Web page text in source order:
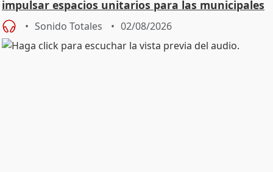
impulsar espacios unitarios para las municipales
Sonido Totales 02/08/2026